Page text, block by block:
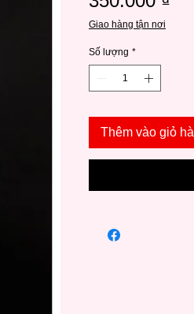
Giao hàng tận nơi
Số lượng *
Thêm vào giỏ